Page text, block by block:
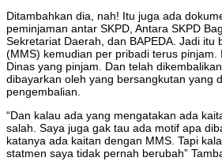
Ditambahkan dia, nah! Itu juga ada
peminjaman antar SKPD, Antara SKPD
Sekretariat Daerah, dan BAPEDA. Jadi itu
(MMS) kemudian per pribadi terus pinjam.
Dinas yang pinjam. Dan telah
dibayarkan oleh yang bersangkutan yang
pengembalian.
“Dan kalau ada yang mengatakan ada
salah. Saya juga gak tau ada motif apa
katanya ada kaitan dengan MMS. Tapi
statmen saya tidak pernah berubah”